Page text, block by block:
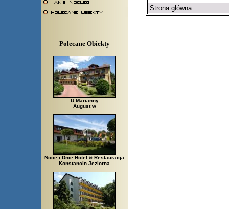
Polecane Obiekty
U Marianny
August w
Noce i Dnie Hotel & Restauracja
Konstancin Jeziorna
Strona główna